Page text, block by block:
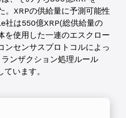
。XRPの供給量に予測可能性
社は550億XRP(総供給量の
を使用した一連のエスクロー
ンセンサスプロトコルによっ
ンザクション処理ルール
います。